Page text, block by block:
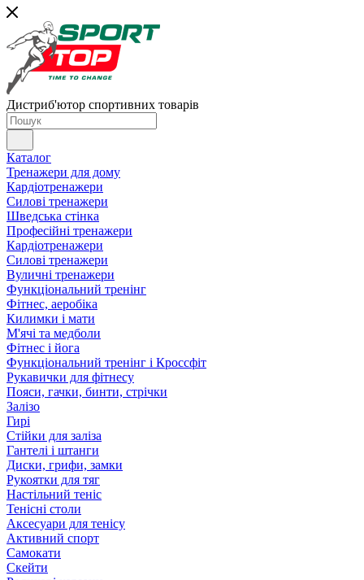
Дистриб'ютор спортивних товарів
Каталог
Тренажери для дому
Кардіотренажери
Силові тренажери
Шведська стінка
Професійні тренажери
Кардіотренажери
Силові тренажери
Вуличні тренажери
Функціональний тренінг
Фітнес, аеробіка
Килимки і мати
М'ячі та медболи
Фітнес і йога
Функціональний тренінг і Кроссфіт
Рукавички для фітнесу
Пояси, гачки, бинти, стрічки
Залізо
Гирі
Стійки для заліза
Гантелі і штанги
Диски, грифи, замки
Рукоятки для тяг
Настільний теніс
Тенісні столи
Аксесуари для тенісу
Активний спорт
Самокати
Скейти